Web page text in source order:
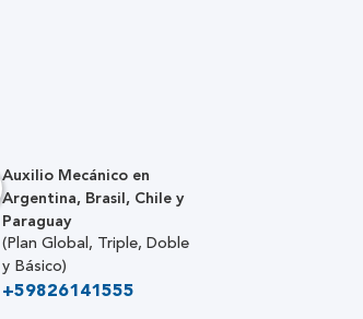
Auxilio Mecánico en
Argentina, Brasil, Chile y
Paraguay
(Plan Global, Triple, Doble
y Básico)
+59826141555